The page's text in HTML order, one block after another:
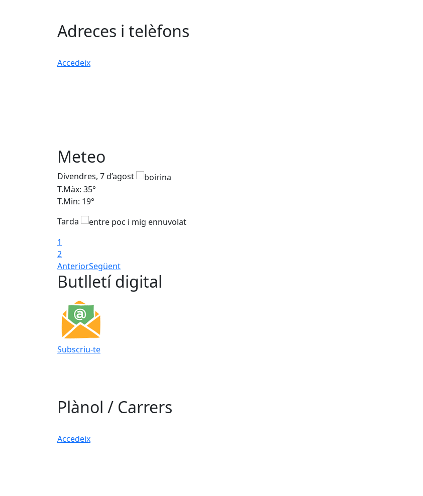
Adreces i telèfons
Accedeix
Meteo
Divendres, 7 d’agost
T.Màx: 35°
T.Min: 19°
Tarda
1
2
AnteriorSegüent
Butlletí digital
Subscriu-te
Plànol / Carrers
Accedeix